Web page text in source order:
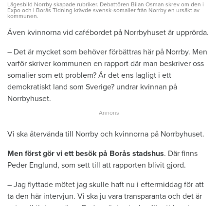
Lägesbild Norrby skapade rubriker. Debattören Bilan Osman skrev om den i
Expo och i Borås Tidning krävde svensk-somalier från Norrby en ursäkt av
kommunen.
Även kvinnorna vid cafébordet på Norrbyhuset är upprörda.
– Det är mycket som behöver förbättras här på Norrby. Men
varför skriver kommunen en rapport där man beskriver oss
somalier som ett problem? Är det ens lagligt i ett
demokratiskt land som Sverige? undrar kvinnan på
Norrbyhuset.
Vi ska återvända till Norrby och kvinnorna på Norrbyhuset.
Men först gör vi ett besök på Borås stadshus. Där finns
Peder Englund, som sett till att rapporten blivit gjord.
– Jag flyttade mötet jag skulle haft nu i eftermiddag för att
ta den här intervjun. Vi ska ju vara transparanta och det är